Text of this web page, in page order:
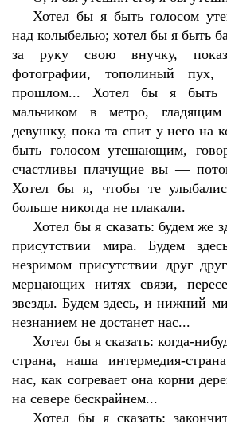
Хотел бы я быть голосом
над колыбелью; хотел бы я быть
за руку свою внучку,
фотографии, тополиный
прошлом... Хотел бы я быть
мальчиком в метро,
девушку, пока та спит у него на
быть голосом утешающим,
счастливы плачущие вы —
Хотел бы я, чтобы те
больше никогда не плакали.
Хотел бы я сказать: будем же
присутствии мира. Будем
незримом присутствии друг
мерцающих нитях связи,
звезды. Будем здесь, и нижний
незнанием не достанет нас...
Хотел бы я сказать: когда-
страна, наша интермедия-
нас, как согревает она корни
на севере бескрайнем...
Хотел бы я сказать: